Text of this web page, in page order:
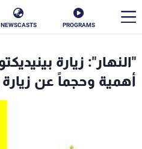
PROGRAMS
NEWSCASTS
"النهار": زيارة
أهمية وحجماً عن
الأخبار